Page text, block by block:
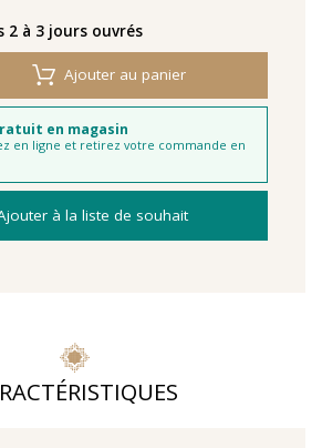
2 à 3 jours ouvrés
Ajouter au panier
en magasin
en ligne et retirez votre commande en
à la liste de souhait